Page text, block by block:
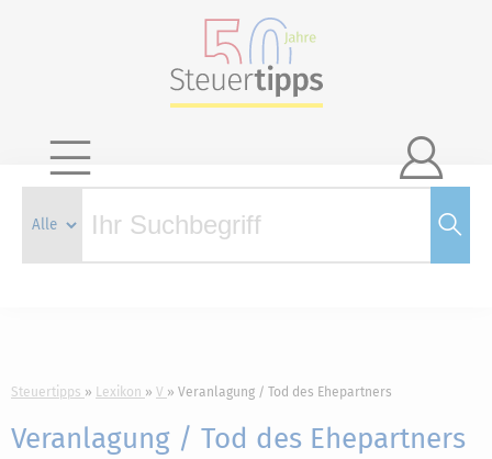

Steuertipps Lexikon V Veranlagung / Tod des Ehepartners
Veranlagung / Tod des Ehepartners